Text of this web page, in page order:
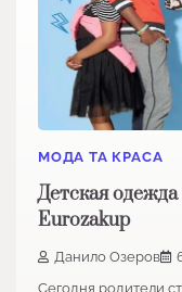
МОДА ТА КРАСА
Детская
Eurozakup
Данило Озеров
Сегодня родители